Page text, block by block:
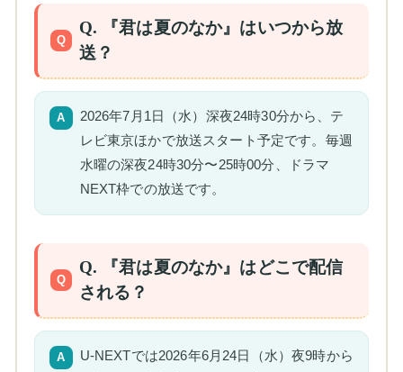
Q. 『君は夏のなか』はいつから放
送？
2026年7月1日（水）深夜24時30分から、テ
レビ東京ほかで放送スタート予定です。毎週
水曜の深夜24時30分〜25時00分、ドラマ
NEXT枠での放送です。
Q. 『君は夏のなか』はどこで配信
される？
U-NEXTでは2026年6月24日（水）夜9時から